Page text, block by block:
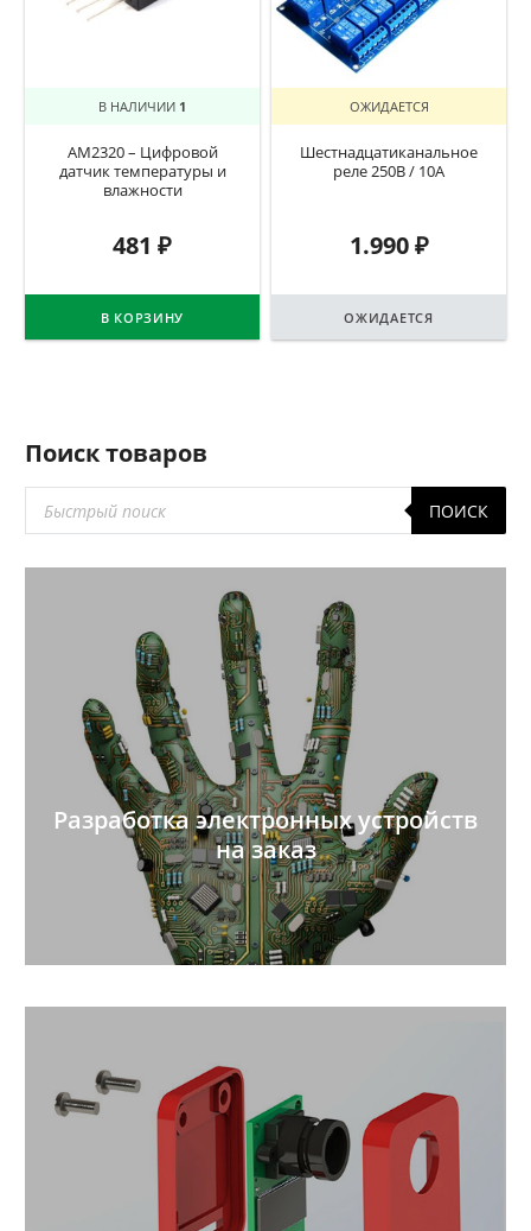
В НАЛИЧИИ 1
AM2320 – Цифровой
датчик температуры и
влажности
481 ₽
В КОРЗИНУ
ОЖИДАЕТСЯ
Шестнадцатиканальное
реле 250В / 10А
1.990₽
ОЖИДАЕТСЯ
Поиск товаров
товаров
ПОИСК
Разработка электронных устройств
на заказ